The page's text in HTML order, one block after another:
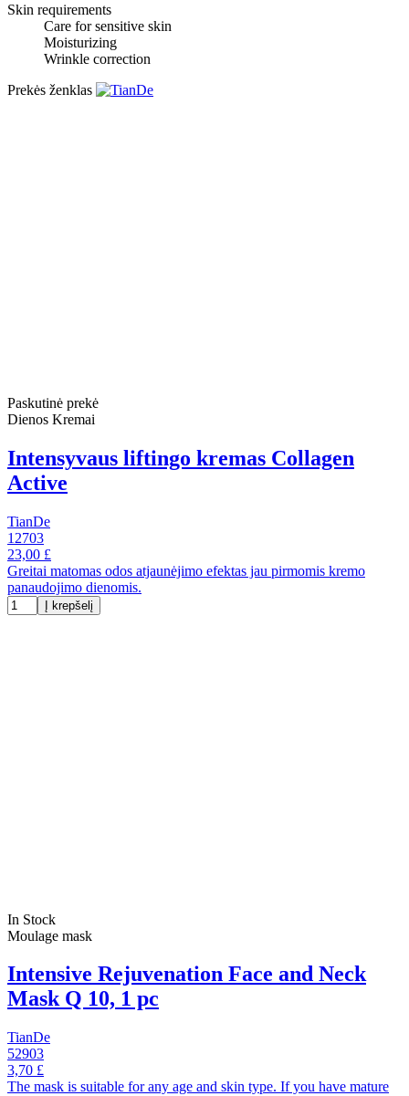
Skin requirements
Care for sensitive skin
Moisturizing
Wrinkle correction
Prekės ženklas
Paskutinė prekė
Dienos Kremai
Intensyvaus liftingo kremas Collagen
Active
TianDe
12703
23,00 £
Greitai matomas odos atjaunėjimo efektas jau pirmomis kremo
panaudojimo dienomis.
Į krepšelį
In Stock
Moulage mask
Intensive Rejuvenation Face and Neck
Mask Q 10, 1 pc
TianDe
52903
3,70 £
The mask is suitable for any age and skin type. If you have mature